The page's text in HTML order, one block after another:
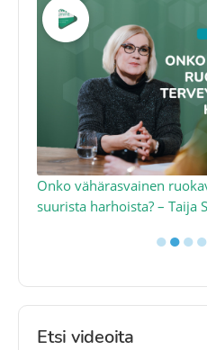
Onko vähärasvainen
suurista harhoista? – Taija
●●●●
Etsi videoita